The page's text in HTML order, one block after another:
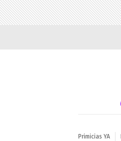
Primicias YA